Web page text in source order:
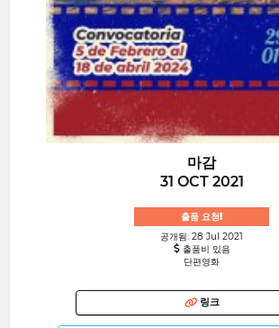
마감
31 OCT 2021
출품 요청!
공개됨: 28 Jul 2021
출품비 있음
단편영화
링크